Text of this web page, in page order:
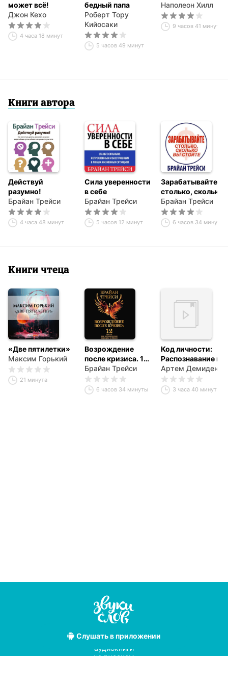
может всё!
Джон Кехо
4 часа 18 минут
бедный папа
Роберт Тору
Кийосаки
5 часов 49 минут
Наполеон Хилл
9 часов 41 минута
Книги автора
Действуй
разумно!
Брайан Трейси
4 часа 48 минут
Сила уверенности
в себе
Брайан Трейси
5 часов 12 минут
Зарабатывайте
столько, сколько
вы стоите
Брайан Трейси
6 часов 34 минуты
Книги чтеца
«Две пятилетки»
Максим Горький
21 минута
Возрождение
после кризиса. 12
шагов для
перезагрузки
карьеры и жизни
Брайан Трейси
6 часов 34 минуты
Код личности:
Распознавание и
изменение
паттернов
поведения
Артем Демиденко
3 часа 40 минут
Слушатьв приложении
Лучшие
аудиокниги
на русском